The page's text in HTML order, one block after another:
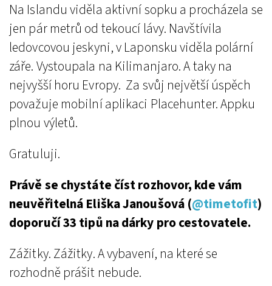
Na Islandu viděla aktivní sopku a procházela se
jen pár metrů od tekoucí lávy. Navštívila
ledovcovou jeskyni, v Laponsku viděla polární
záře. Vystoupala na Kilimanjaro. A taky na
nejvyšší horu Evropy. Za svůj největší úspěch
považuje mobilní aplikaci Placehunter. Appku
plnou výletů.
Gratuluji.
Právě se chystáte číst rozhovor, kde vám
neuvěřitelná Eliška Janoušová (@timetofit)
doporučí 33 tipů na dárky pro cestovatele.
Zážitky. Zážitky. A vybavení, na které se
rozhodně prášit nebude.